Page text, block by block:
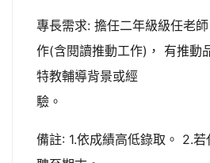
專長需求: 擔任二年級級任老
作(含閱讀推動工作)， 有推動
特教輔導背景或經
備註: 1.依成績高低錄取。 2.